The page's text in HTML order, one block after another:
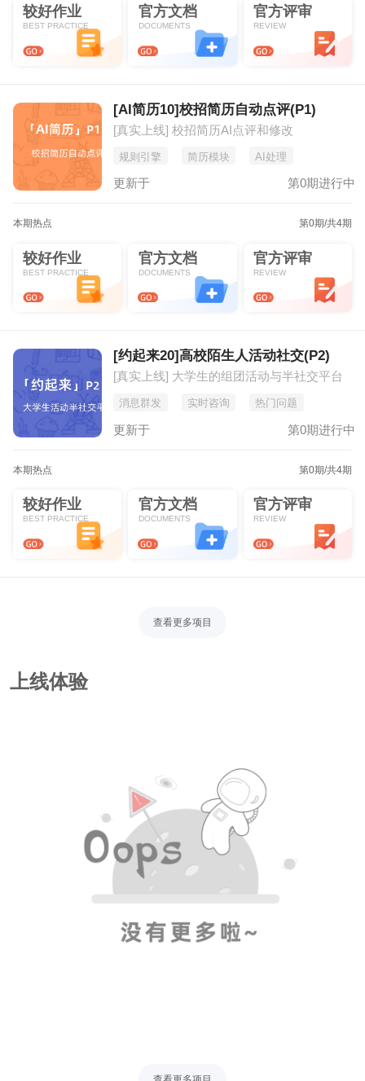
较好作业
BEST PRACTICE
官方文档
DOCUMENTS
官方评审
REVIEW
[AI简历10]校招简历自动点评(P1)
[真实上线] 校招简历AI点评和修改
规则引擎 简历模块 AI处理
更新于 第0期进行中
本期热点 第0期/共4期
较好作业
BEST PRACTICE
官方文档
DOCUMENTS
官方评审
REVIEW
[约起来20]高校陌生人活动社交(P2)
[真实上线] 大学生的组团活动与半社交平台
消息群发 实时咨询 热门问题
更新于 第0期进行中
本期热点 第0期/共4期
较好作业
BEST PRACTICE
官方文档
DOCUMENTS
官方评审
REVIEW
查看更多项目
上线体验